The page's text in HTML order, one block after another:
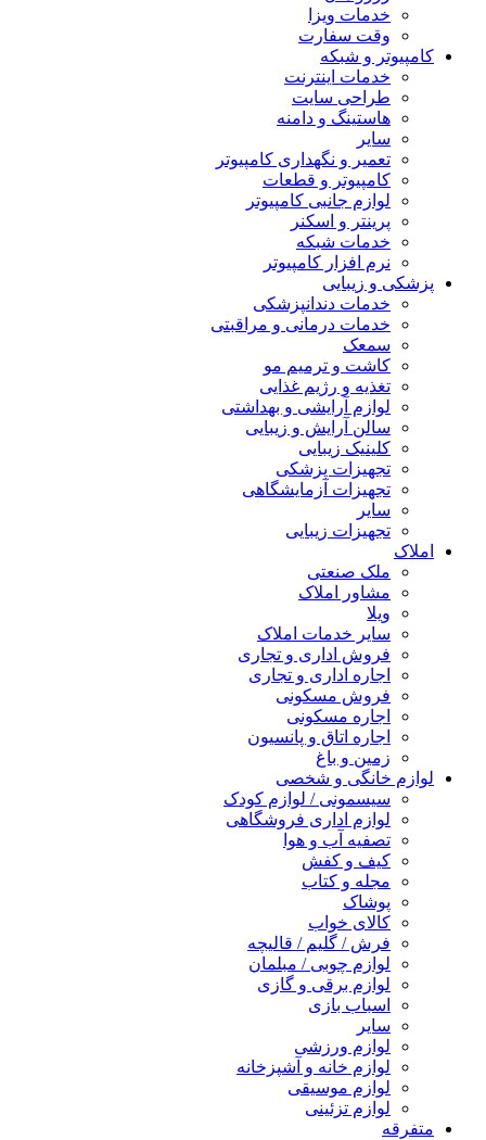
خدمات ویزا
وقت سفارت
کامپیوتر و شبکه
خدمات اینترنت
طراحی سایت
هاستینگ و دامنه
سایر
تعمیر و نگهداری کامپیوتر
کامپیوتر و قطعات
لوازم جانبی کامپیوتر
پرینتر و اسکنر
خدمات شبکه
نرم افزار کامپیوتر
پزشکی و زیبایی
خدمات دندانپزشکی
خدمات درمانی و مراقبتی
سمعک
کاشت و ترمیم مو
تغذیه و رژیم غذایی
لوازم آرایشی و بهداشتی
سالن آرایش و زیبایی
کلینیک زیبایی
تجهیزات پزشکی
تجهیزات آزمایشگاهی
سایر
تجهیزات زیبایی
املاک
ملک صنعتی
مشاور املاک
ویلا
سایر خدمات املاک
فروش اداری و تجاری
اجاره اداری و تجاری
فروش مسکونی
اجاره مسکونی
اجاره اتاق و پانسیون
زمین و باغ
لوازم خانگی و شخصی
سیسمونی / لوازم کودک
لوازم اداری فروشگاهی
تصفیه آب و هوا
کیف و کفش
مجله و کتاب
پوشاک
کالای خواب
فرش / گلیم / قالیچه
لوازم چوبی / مبلمان
لوازم برقی و گازی
اسباب بازی
سایر
لوازم ورزشی
لوازم خانه و آشپزخانه
لوازم موسیقی
لوازم تزئینی
متفرقه